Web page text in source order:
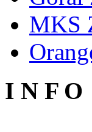
MKS
I N F O